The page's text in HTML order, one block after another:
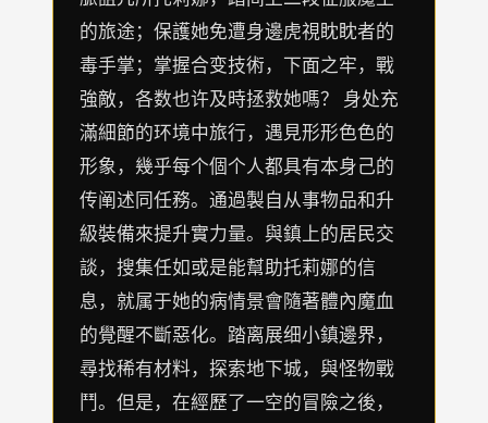
的旅途；保護她免遭身邊虎視眈眈者的
毒手掌；掌握合变技術，下面之牢，戰
強敵，各数也许及時拯救她嗎？ 身处充
滿細節的环境中旅行，遇見形形色色的
形象，幾乎每个個个人都具有本身己的
传阐述同任務。通過製自从事物品和升
級裝備來提升實力量。與鎮上的居民交
談，搜集任如或是能幫助托莉娜的信
息，就属于她的病情景會隨著體內魔血
的覺醒不斷惡化。踏离展细小鎮邊界，
尋找稀有材料，探索地下城，與怪物戰
鬥。但是，在經歷了一空的冒險之後，